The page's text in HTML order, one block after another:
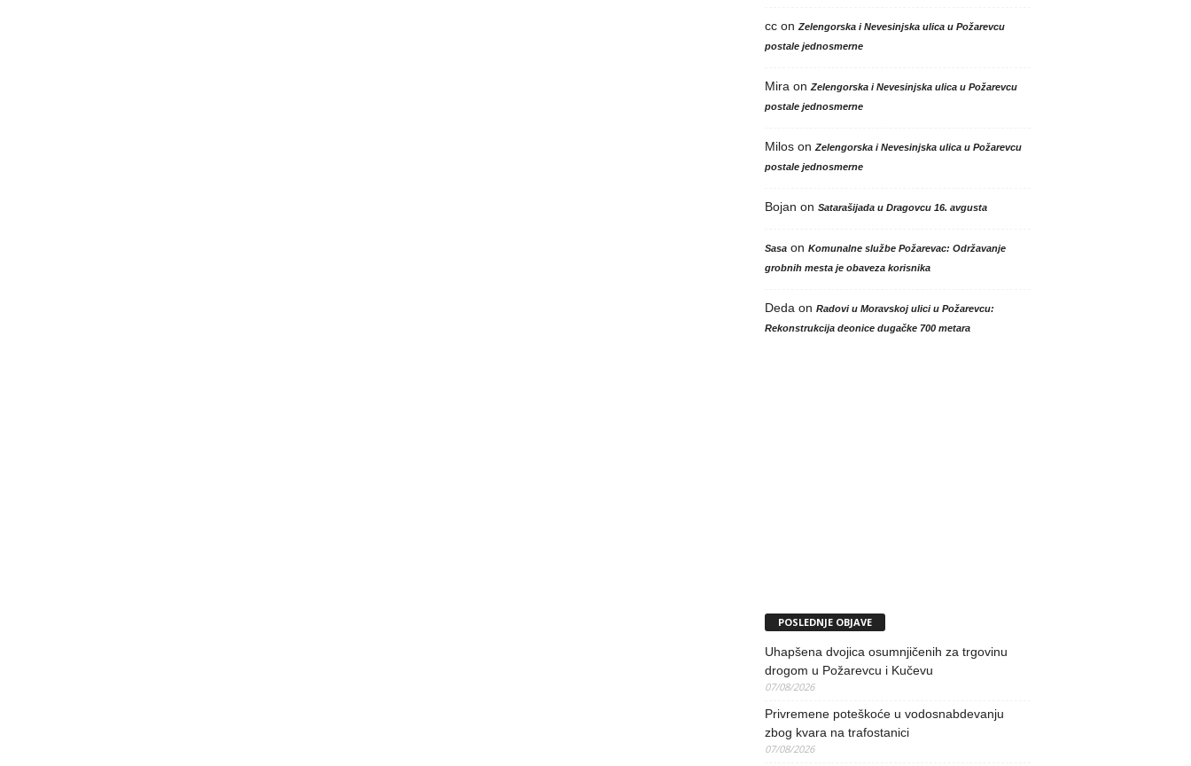
ccon Zelengorska i Nevesinjska ulica u Požarevcu
postale jednosmerne
Mira on Zelengorska i Nevesinjska ulica u Požarevcu
postale jednosmerne
Miloson Zelengorska i Nevesinjska ulica u Požarevcu
postale jednosmerne
Bojan on Satarašijada u Dragovcu 16. avgusta
Sasaon Komunalne službe Požarevac: Održavanje
grobnih mesta je obaveza korisnika
Deda on Radovi u Moravskoj ulici u Požarevcu:
Rekonstrukcija deonice dugačke 700 metara
POSLEDNJE OBJAVE
Uhapšena dvojica osumnjičenih za trgovinu
drogom u Požarevcu i Kučevu
07/08/2026
Privremene poteškoće u vodosnabdevanju
zbog kvara na trafostanici
07/08/2026